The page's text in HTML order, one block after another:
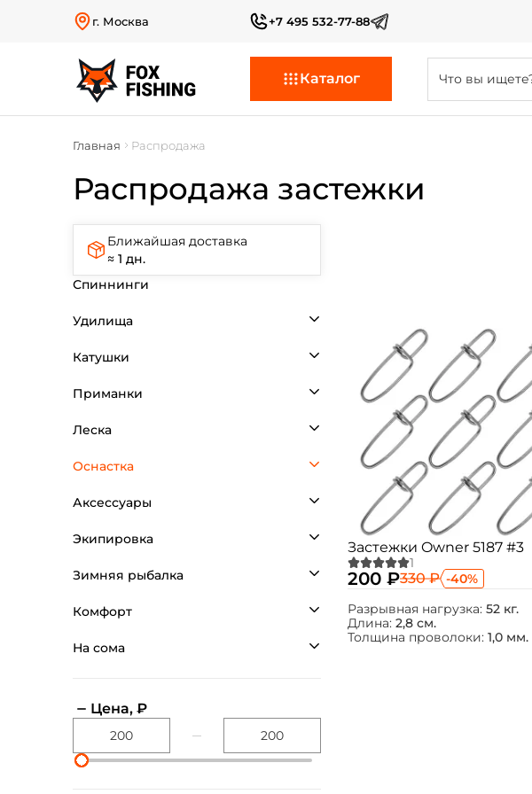
г. Москва +7 495 532-77-88
Каталог
Главная Распродажа
Распродажа застежки
Ближайшая доставка
≈ 1 дн.
Спиннинги
Удилища
Катушки
Приманки
Леска
Оснастка
Аксессуары
Экипировка
Зимняя рыбалка
Комфорт
На сома
Цена, ₽
Застежки Owner 5187 #3
200 ₽330 ₽ -40%
Разрывная нагрузка: 52 кг.
Длина: 2,8 см.
Толщина проволоки: 1,0 мм.
ФИО: *